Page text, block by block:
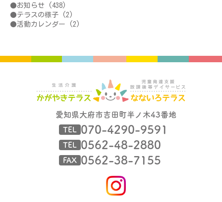
お知らせ (438)
テラスの様子 (2)
活動カレンダー (2)
愛知県大府市吉田町半ノ木43番地
TEL 070-4290-9591
TEL 0562-48-2880
FAX 0562-38-7155